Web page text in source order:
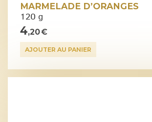
MARMELADE D’ORANGES
120 g
4,20 €
AJOUTER AU PANIER